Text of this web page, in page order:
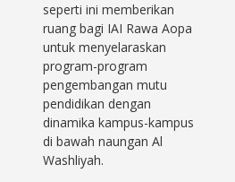
seperti ini memberikan
ruang bagi IAI Rawa Aopa
untuk menyelaraskan
program-program
pengembangan mutu
pendidikan dengan
dinamika kampus-kampus
di bawah naungan Al
Washliyah.